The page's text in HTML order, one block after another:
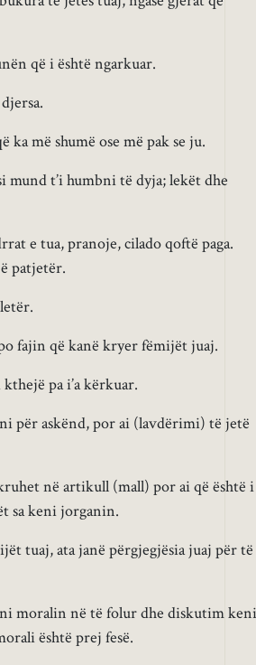
që i është ngarkuar.
më shumë ose më pak se ju.
mund t’i humbni të dyja; lekët dhe
e tua, pranoje, cilado qoftë paga.
patjetër.
fajin që kanë kryer fëmijët juaj.
pa i’a kërkuar.
për askënd, por ai (lavdërimi) të jetë
në artikull (mall) por ai që është i
sa keni jorganin.
tuaj, ata janë përgjegjësia juaj për të
moralin në të folur dhe diskutim keni
është prej fesë.